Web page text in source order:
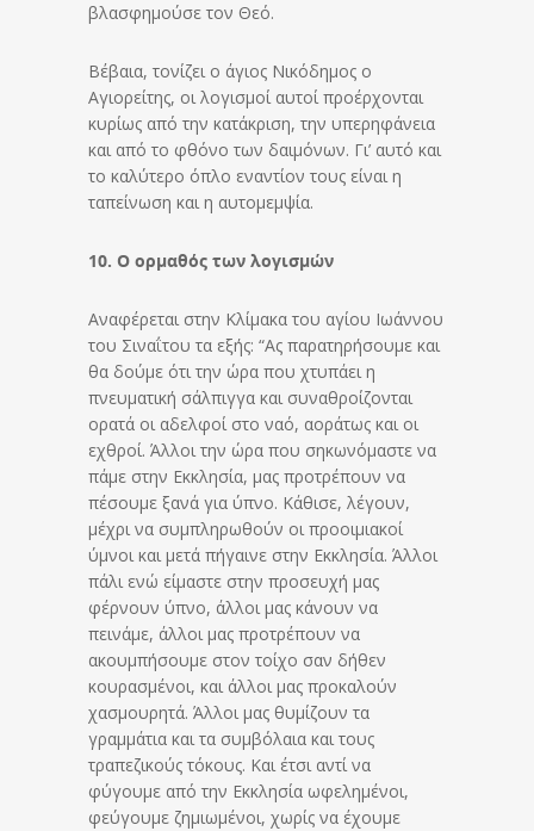
βλασφημούσε τον Θεό.
Βέβαια, τονίζει ο άγιος Νικόδημος ο
Αγιορείτης, οι λογισμοί αυτοί προέρχονται
κυρίως από την κατάκριση, την υπερηφάνεια
και από το φθόνο των δαιμόνων. Γι’ αυτό και
το καλύτερο όπλο εναντίον τους είναι η
ταπείνωση και η αυτομεμψία.
10. Ο ορμαθός των λογισμών
Αναφέρεται στην Κλίμακα του αγίου Ιωάννου
του Σιναΐτου τα εξής: “Ας παρατηρήσουμε και
θα δούμε ότι την ώρα που χτυπάει η
πνευματική σάλπιγγα και συναθροίζονται
ορατά οι αδελφοί στο ναό, αοράτως και οι
εχθροί. Άλλοι την ώρα που σηκωνόμαστε να
πάμε στην Εκκλησία, μας προτρέπουν να
πέσουμε ξανά για ύπνο. Κάθισε, λέγουν,
μέχρι να συμπληρωθούν οι προοιμιακοί
ύμνοι και μετά πήγαινε στην Εκκλησία. Άλλοι
πάλι ενώ είμαστε στην προσευχή μας
φέρνουν ύπνο, άλλοι μας κάνουν να
πεινάμε, άλλοι μας προτρέπουν να
ακουμπήσουμε στον τοίχο σαν δήθεν
κουρασμένοι, και άλλοι μας προκαλούν
χασμουρητά. Άλλοι μας θυμίζουν τα
γραμμάτια και τα συμβόλαια και τους
τραπεζικούς τόκους. Και έτσι αντί να
φύγουμε από την Εκκλησία ωφελημένοι,
φεύγουμε ζημιωμένοι, χωρίς να έχουμε